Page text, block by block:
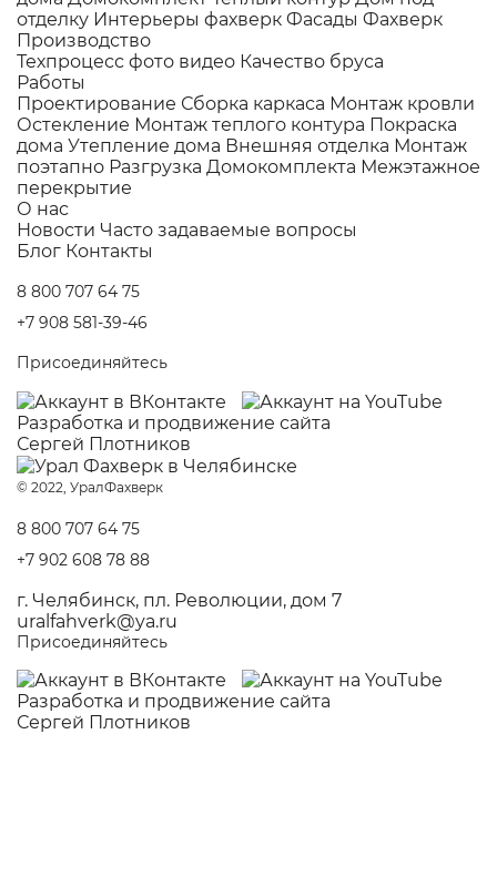
отделку Интерьеры фахверк Фасады Фахверк
Производство
Техпроцесс фото видео Качество бруса
Работы
Проектирование Сборка каркаса Монтаж кровли
Остекление Монтаж теплого контура Покраска
дома Утепление дома Внешняя отделка Монтаж
поэтапно Разгрузка Домокомплекта Межэтажное
перекрытие
О нас
Новости Часто задаваемые вопросы
Блог Контакты
8 800 707 64 75
+7 908 581-39-46
Присоединяйтесь
Разработка и продвижение сайта
Сергей Плотников
© 2022, УралФахверк
8 800 707 64 75
+7 902 608 78 88
г. Челябинск, пл. Революции, дом 7
uralfahverk@ya.ru
Присоединяйтесь
Разработка и продвижение сайта
Сергей Плотников